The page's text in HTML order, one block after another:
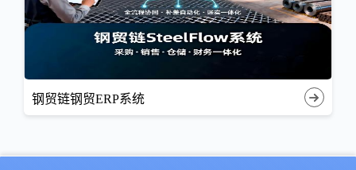
钢贸链钢贸ERP系统